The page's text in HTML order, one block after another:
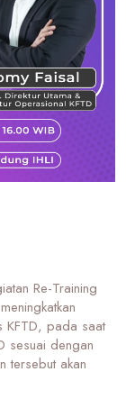
Re-Training
KFTD, pada saat
sesuai dengan
tersebut akan